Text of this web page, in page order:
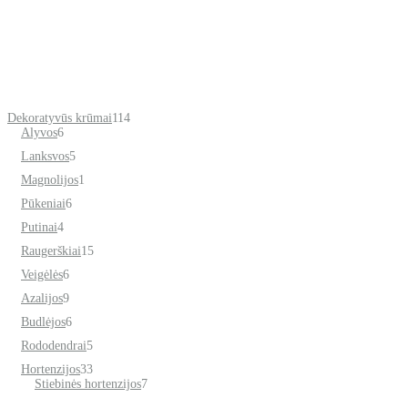
Dekoratyvūs krūmai114114
Alyvos66
Lanksvos55
Magnolijos1
Pūkeniai66
Putinai44
Raugerškiai1515
Veigėlės66
Azalijos99
Budlėjos66
Rododendrai55
Hortenzijos3333
produktai
Stiebinės hortenzijos77